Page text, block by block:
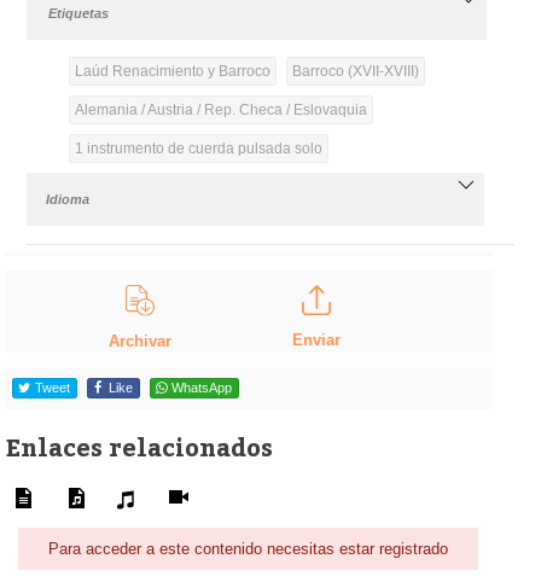
Etiquetas
Laúd Renacimiento y Barroco Barroco (XVII-XVIII)
Alemania / Austria / Rep. Checa / Eslovaquia
1 instrumento de cuerda pulsada solo
Idioma
Archivar Enviar
Tweet Like WhatsApp
Enlaces relacionados
Para acceder a este contenido necesitas estar registrado